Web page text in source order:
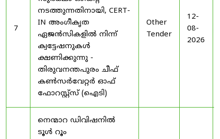
7
നടത്തുന്നതിനായി, CERT-
IN അംഗീകൃത
ഏജൻസികളിൽ നിന്ന്
ക്വട്ടേഷനുകൾ
ക്ഷണിക്കുന്നു -
തിരുവനന്തപുരം ചീഫ്
കൺസർവേറ്റർ ഓഫ്
ഫോറസ്റ്റ്സ് (ഐടി)
Other
Tender
12-
08-
2026
നെന്മാറ ഡിവിഷനിൽ
ടൂൾ റൂം